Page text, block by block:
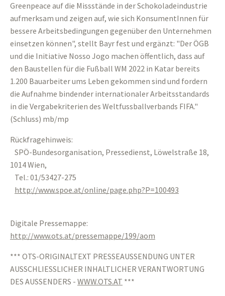
Greenpeace auf die Missstände in der Schokoladeindustrie
aufmerksam und zeigen auf, wie sich KonsumentInnen für
bessere Arbeitsbedingungen gegenüber den Unternehmen
einsetzen können", stellt Bayr fest und ergänzt: "Der ÖGB
und die Initiative Nosso Jogo machen öffentlich, dass auf
den Baustellen für die Fußball WM 2022 in Katar bereits
1.200 Bauarbeiter ums Leben gekommen sind und fordern
die Aufnahme bindender internationaler Arbeitsstandards
in die Vergabekriterien des Weltfussballverbands FIFA."
(Schluss) mb/mp
Rückfragehinweis:
SPÖ-Bundesorganisation, Pressedienst, Löwelstraße 18,
1014 Wien,
Tel.: 01/53427-275
http://www.spoe.at/online/page.php?P=100493
Digitale Pressemappe:
http://www.ots.at/pressemappe/199/aom
*** OTS-ORIGINALTEXT PRESSEAUSSENDUNG UNTER
AUSSCHLIESSLICHER INHALTLICHER VERANTWORTUNG
DES AUSSENDERS - WWW.OTS.AT ***